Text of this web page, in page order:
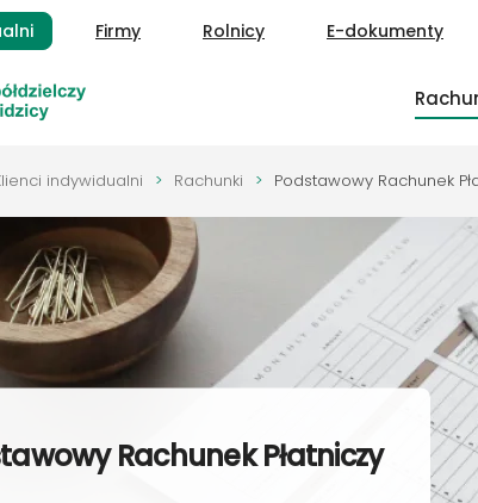
Firmy Rolnicy E-dokumenty
indywidualni Rachunki Podstawowy Rachunek
Rachunek Płatniczy